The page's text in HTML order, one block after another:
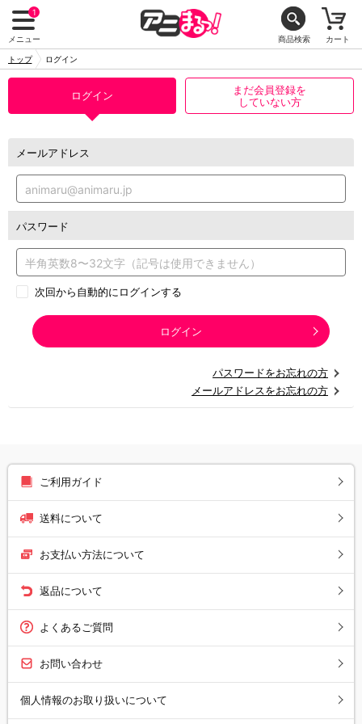
1
メニュー 商品検索 カート
トップ ログイン
ログイン
まだ会員登録を
していない方
メールアドレス
パスワード
次回から自動的にログインする
ログイン
パスワードをお忘れの方
メールアドレスをお忘れの方
ご利用ガイド
送料について
お支払い方法について
返品について
よくあるご質問
お問い合わせ
個人情報のお取り扱いについて